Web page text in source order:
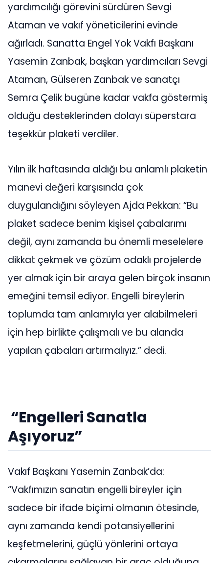
yardımcılığı görevini sürdüren Sevgi
Ataman ve vakıf yöneticilerini evinde
ağırladı. Sanatta Engel Yok Vakfı Başkanı
Yasemin Zanbak, başkan yardımcıları Sevgi
Ataman, Gülseren Zanbak ve sanatçı
Semra Çelik bugüne kadar vakfa göstermiş
olduğu desteklerinden dolayı süperstara
teşekkür plaketi verdiler.
Yılın ilk haftasında aldığı bu anlamlı plaketin
manevi değeri karşısında çok
duygulandığını söyleyen Ajda Pekkan: “Bu
plaket sadece benim kişisel çabalarımı
değil, aynı zamanda bu önemli meselelere
dikkat çekmek ve çözüm odaklı projelerde
yer almak için bir araya gelen birçok insanın
emeğini temsil ediyor. Engelli bireylerin
toplumda tam anlamıyla yer alabilmeleri
için hep birlikte çalışmalı ve bu alanda
yapılan çabaları artırmalıyız.” dedi.
“Engelleri Sanatla
Aşıyoruz”
Vakıf Başkanı Yasemin Zanbak’da:
“Vakfımızın sanatın engelli bireyler için
sadece bir ifade biçimi olmanın ötesinde,
aynı zamanda kendi potansiyellerini
keşfetmelerini, güçlü yönlerini ortaya